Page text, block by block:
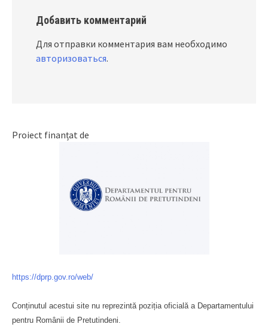
Добавить комментарий
Для отправки комментария вам необходимо
авторизоваться.
Proiect finanțat de
https://dprp.gov.ro/web/
Conținutul acestui site nu reprezintă poziția oficială a Departamentului
pentru Românii de Pretutindeni.